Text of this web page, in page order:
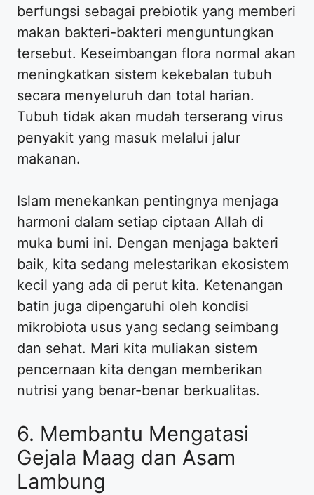
berfungsi sebagai prebiotik yang memberi
makan bakteri-bakteri menguntungkan
tersebut. Keseimbangan flora normal akan
meningkatkan sistem kekebalan tubuh
secara menyeluruh dan total harian.
Tubuh tidak akan mudah terserang virus
penyakit yang masuk melalui jalur
makanan.
Islam menekankan pentingnya menjaga
harmoni dalam setiap ciptaan Allah di
muka bumi ini. Dengan menjaga bakteri
baik, kita sedang melestarikan ekosistem
kecil yang ada di perut kita. Ketenangan
batin juga dipengaruhi oleh kondisi
mikrobiota usus yang sedang seimbang
dan sehat. Mari kita muliakan sistem
pencernaan kita dengan memberikan
nutrisi yang benar-benar berkualitas.
6. Membantu Mengatasi
Gejala Maag dan Asam
Lambung